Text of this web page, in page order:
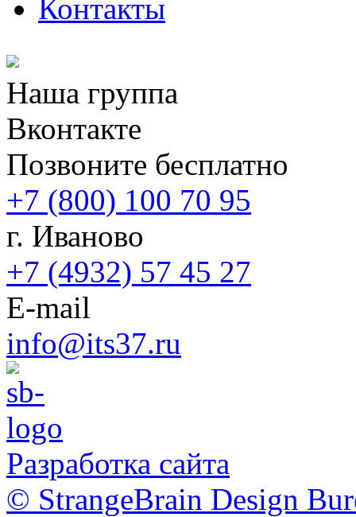
Контакты
Наша группа
Вконтакте
Позвоните бесплатно
+7 (800) 100 70 95
г. Иваново
+7 (4932) 57 45 27
E-mail
info@its37.ru
Разработка сайта
© StrangeBrain Design